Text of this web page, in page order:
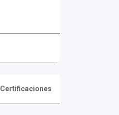
Certificaciones